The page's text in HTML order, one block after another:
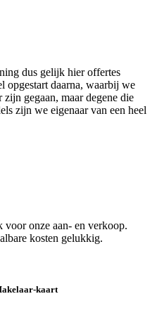
dus gelijk hier offertes
opgestart daarna, waarbij we
gegaan, maar degene die
zijn we eigenaar van een heel
onze aan- en verkoop.
kosten gelukkig.
kaart